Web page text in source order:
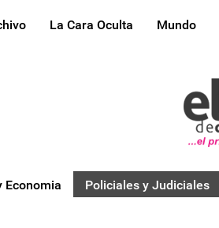
La Cara Oculta Mundo
Economia Policiales y Judiciales